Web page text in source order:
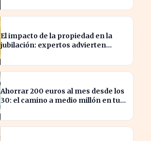
billones
El impacto de la propiedad en la
jubilación: expertos advierten
Ahorrar 200 euros al mes desde los
30: el camino a medio millón en tu